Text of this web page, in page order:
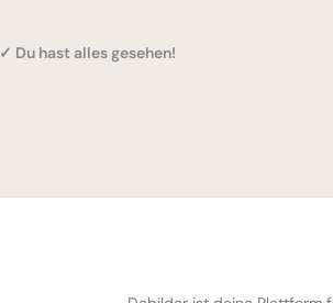
✓ Du hast alles gesehen!